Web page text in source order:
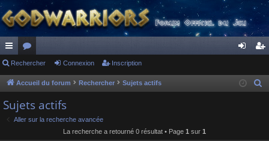
ac
co
ur
ci
or
u
s
ne cri
Rechercher Connexion Inscription
Accueil du forum Rechercher Sujets actifs
Sujets actifs
Aller sur la recherche avancée
La recherche a retourné 0 résultat • Page 1 sur 1